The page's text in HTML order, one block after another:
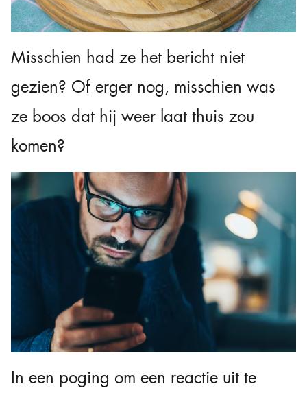
Misschien had ze het bericht niet
gezien? Of erger nog, misschien was
ze boos dat hij weer laat thuis zou
komen?
In een poging om een reactie uit te